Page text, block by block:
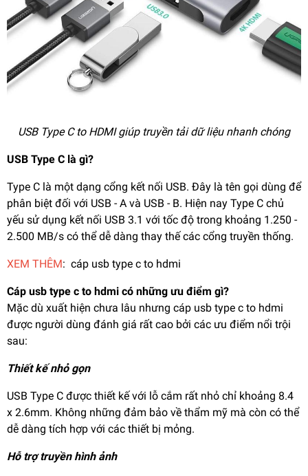
USB Type C to HDMI giúp truyền tải dữ liệu nhanh chóng
USB Type C là gì?
Type C là một dạng cổng kết nối USB. Đây là tên gọi dùng để
phân biệt đối với USB - A và USB - B. Hiện nay Type C chủ
yếu sử dụng kết nối USB 3.1 với tốc độ trong khoảng 1.250 -
2.500 MB/s có thể dễ dàng thay thế các cổng truyền thống.
XEM THÊM: cáp usb type c to hdmi
Cáp usb type c to hdmi có những ưu điểm gì?
Mặc dù xuất hiện chưa lâu nhưng cáp usb type c to hdmi
được người dùng đánh giá rất cao bởi các ưu điểm nổi trội
sau:
Thiết kế nhỏ gọn
USB Type C được thiết kế với lỗ cắm rất nhỏ chỉ khoảng 8.4
x 2.6mm. Không những đảm bảo về thẩm mỹ mà còn có thể
dễ dàng tích hợp với các thiết bị mỏng.
Hỗ trợ truyền hình ảnh